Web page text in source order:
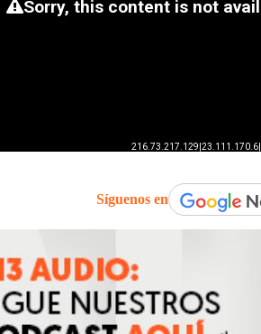
Síguenos en